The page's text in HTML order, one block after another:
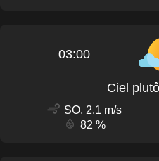
03:00
Ciel
SO, 2.1 m/s
82 %